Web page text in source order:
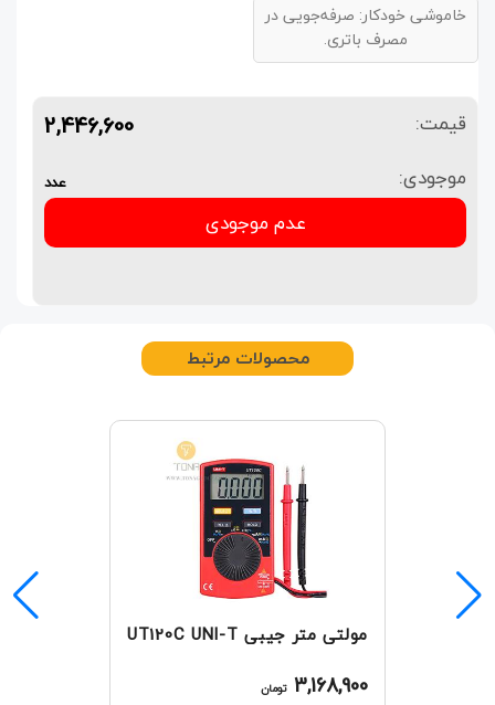
خاموشی خودکار: صرفه‌جویی در
مصرف باتری.
قیمت: 2,446,600
موجودی: عدد
عدم موجودی
محصولات مرتبط
مولتی متر جیبی UT120C UNI-T
3,168,900 تومان